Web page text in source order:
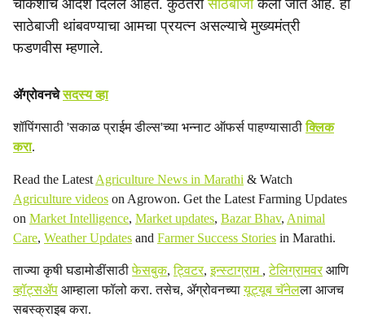
चौकशीचे आदेश दिलेले आहेत. कुठेतरीसाठेबाजीकेली जात आहे. ही
साठेबाजी थांबवण्याचा आमचा प्रयत्न असल्याचे मुख्यमंत्री
फडणवीस म्हणाले.
ॲग्रोवनचेसदस्य व्हा
शॉपिंगसाठी 'सकाळ प्राईम डील्स'च्या भन्नाट ऑफर्स पाहण्यासाठीक्लिक
करा.
Read the Latest Agriculture News in Marathi & Watch
Agriculture videos on Agrowon. Get the Latest Farming Updates
on Market Intelligence, Market updates, Bazar Bhav, Animal
Care, Weather Updates and Farmer Success Stories in Marathi.
ताज्या कृषी घडामोडींसाठीफेसबुक,ट्विटर,इन्स्टाग्राम ,टेलिग्रामवरआणि
व्हॉट्सॲप आम्हाला फॉलो करा. तसेच, ॲग्रोवनच्यायूट्यूब चॅनेलला आजच
सबस्क्राइब करा.